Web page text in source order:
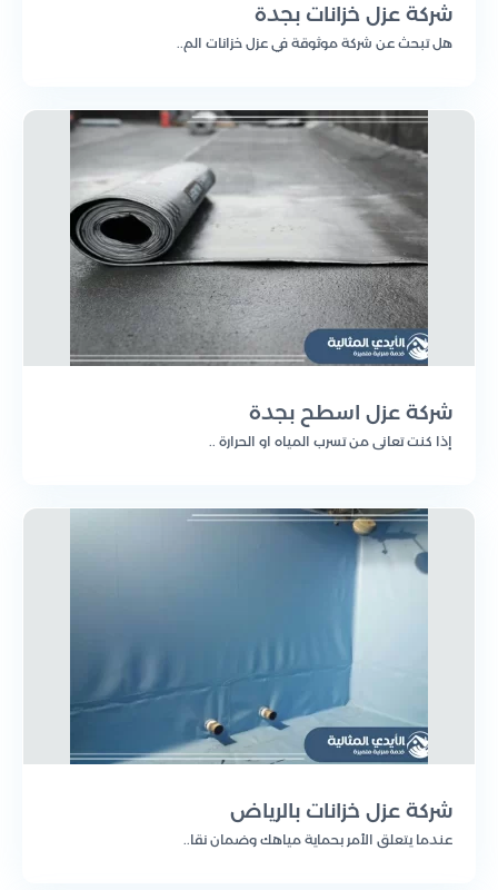
شركة عزل خزانات بجدة
هل تبحث عن شركة موثوقة في عزل خزانات الم..
شركة عزل اسطح بجدة
إذا كنت تعاني من تسرب المياه او الحرارة ..
شركة عزل خزانات بالرياض
عندما يتعلق الأمر بحماية مياهك وضمان نقا..